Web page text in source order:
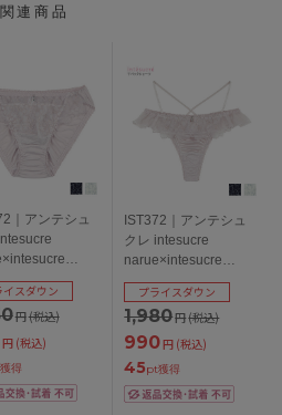
関連商品
｜アンテシュ
ペア スタンダ
ョーツ M/L
円(税込)
イスダウン
円 (税込)
得
IST372｜アンテシュ
クレ intesucre
narue×intesucre
IBT372ペア Ｔバック
ショーツ M/L
1,980円(税込)
プライスダウン
990円 (税込)
45pt獲得